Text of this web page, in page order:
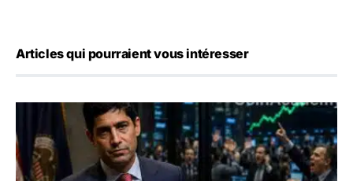
Articles qui pourraient vous intéresser
Emploi américain : 23 000 postes détruits en juillet, les